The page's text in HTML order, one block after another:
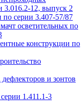
3.016.2-12, выпуск 2
по серии 3.407-57/87
осветительных по
конструкции по
и зонтов
1.411.1-3